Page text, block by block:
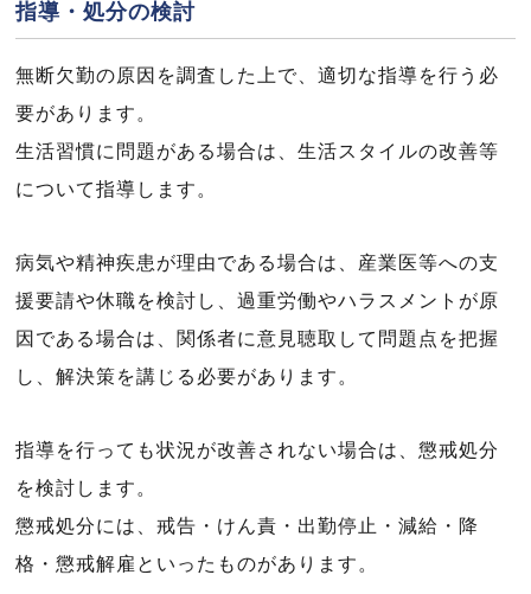
指導・処分の検討
無断欠勤の原因を調査した上で、適切な指導を行う必
要があります。
生活習慣に問題がある場合は、生活スタイルの改善等
について指導します。
病気や精神疾患が理由である場合は、産業医等への支
援要請や休職を検討し、過重労働やハラスメントが原
因である場合は、関係者に意見聴取して問題点を把握
し、解決策を講じる必要があります。
指導を行っても状況が改善されない場合は、懲戒処分
を検討します。
懲戒処分には、戒告・けん責・出勤停止・減給・降
格・懲戒解雇といったものがあります。